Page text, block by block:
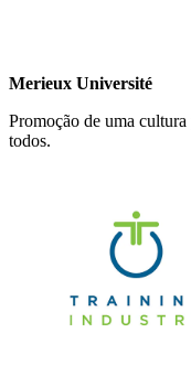
Merieux Université
Promoção de uma
todos.